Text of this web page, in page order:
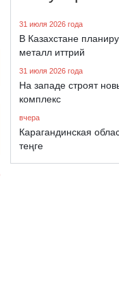
31 июля 2026 года
В Казахстане
металл иттрий
31 июля 2026 года
На западе строят
комплекс
вчера
Карагандинская
теңге